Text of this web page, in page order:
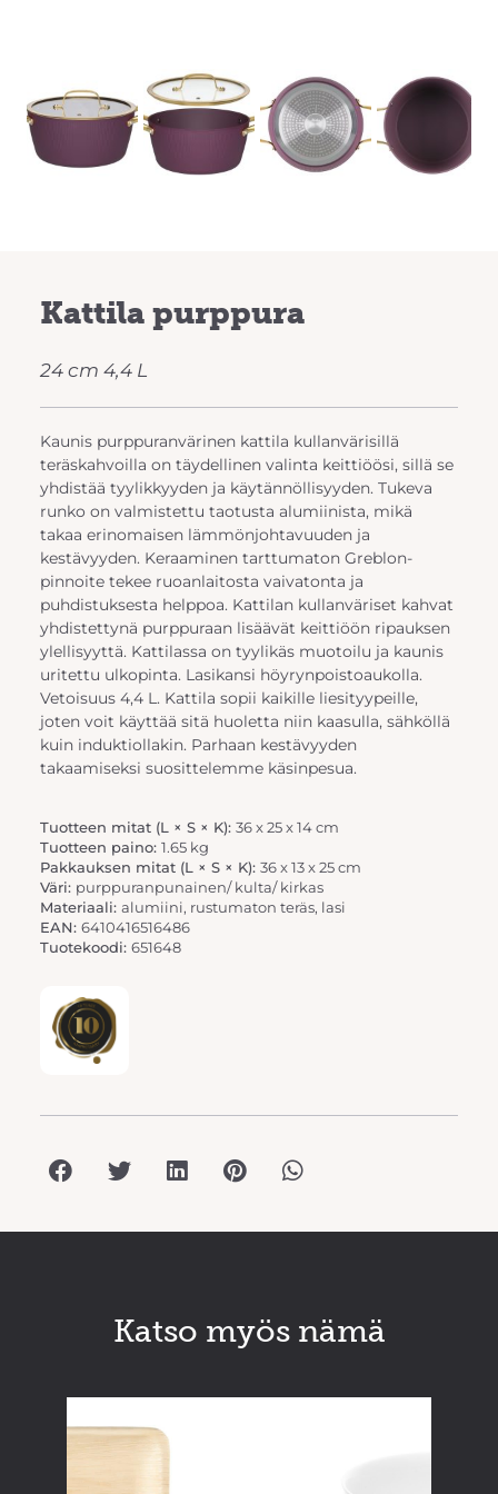
Next
Kattila purppura
24 cm 4,4 L
Kaunis purppuranvärinen kattila kullanvärisillä
teräskahvoilla on täydellinen valinta keittiöösi, sillä se
yhdistää tyylikkyyden ja käytännöllisyyden. Tukeva
runko on valmistettu taotusta alumiinista, mikä
takaa erinomaisen lämmönjohtavuuden ja
kestävyyden. Keraaminen tarttumaton Greblon-
pinnoite tekee ruoanlaitosta vaivatonta ja
puhdistuksesta helppoa. Kattilan kullanväriset kahvat
yhdistettynä purppuraan lisäävät keittiöön ripauksen
ylellisyyttä. Kattilassa on tyylikäs muotoilu ja kaunis
uritettu ulkopinta. Lasikansi höyrynpoistoaukolla.
Vetoisuus 4,4 L. Kattila sopii kaikille liesityypeille,
joten voit käyttää sitä huoletta niin kaasulla, sähköllä
kuin induktiollakin. Parhaan kestävyyden
takaamiseksi suosittelemme käsinpesua.
Tuotteen mitat (L × S × K): 36 x 25 x 14 cm
Tuotteen paino: 1.65 kg
Pakkauksen mitat (L × S × K): 36 x 13 x 25 cm
Väri: purppuranpunainen/ kulta/ kirkas
Materiaali: alumiini, rustumaton teräs, lasi
EAN: 6410416516486
Tuotekoodi: 651648
Katso myös nämä